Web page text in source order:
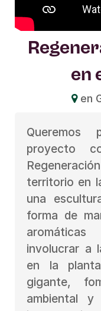
en
en
proyecto
territorio en
una
forma de
aromáticas
involucrar a
en la
gigante,
ambiental